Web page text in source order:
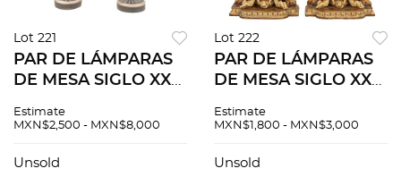
Lot 221
PAR DE LÁMPARAS
DE MESA SIGLO XX
madera policromada
sintético Cuenta con
Estimate
MXN$2,500 - MXN$8,000
Unsold
Lot 222
PAR DE LÁMPARAS
DE MESA SIGLO XX
aliación de metal
pantallas de vidrio
Estimate
MXN$1,800 - MXN$3,000
Unsold